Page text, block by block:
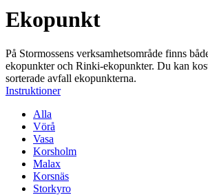
Ekopunkt
På Stormossens verksamhetsområde finns
ekopunkter och Rinki-ekopunkter. Du kan
sorterade avfall ekopunkterna.
Instruktioner
Alla
Vörå
Vasa
Korsholm
Malax
Korsnäs
Storkyro